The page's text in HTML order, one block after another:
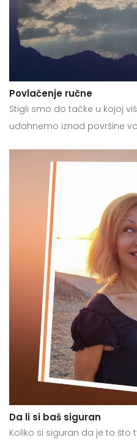
Povlačenje ručne
Stigli smo do tačke u kojoj
udahnemo iznad površine
Da li si baš siguran
Koliko si siguran da je to što